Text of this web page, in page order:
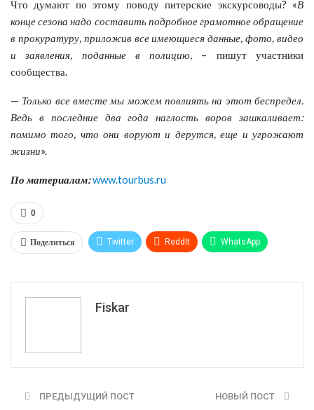
Что думают по этому поводу питерские экскурсоводы? «В
конце сезона надо составить подробное грамотное обращение
в прокуратуру, приложив все имеющиеся данные, фото, видео
и заявления, поданные в полицию, – пишут участники
сообщества.
— Только все вместе мы можем повлиять на этот беспредел.
Ведь в последние два года наглость воров зашкаливает:
помимо того, что они воруют и дерутся, еще и угрожают
жизни».
По материалам:www.tourbus.ru
0
Поделиться Twitter ReddIt WhatsApp
Fiskar
ПРЕДЫДУЩИЙ ПОСТ НОВЫЙ ПОСТ